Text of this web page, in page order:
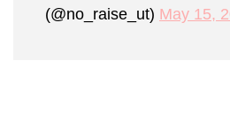
(@no_raise_ut) May 15,